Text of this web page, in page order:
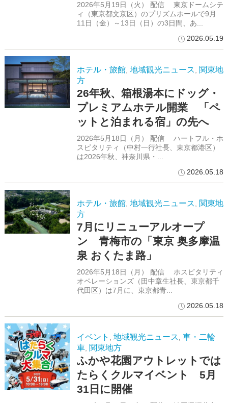
2026年5月19日（火） 配信 東京ドームシテ
ィ（東京都文京区）のプリズムホールで9月
11日（金）～13日（日）の3日間、あ...
2026.05.19
ホテル・旅館, 地域観光ニュース, 関東地
方
26年秋、箱根湯本にドッグ・
プレミアムホテル開業 「ペ
ットと泊まれる宿」の先へ
2026年5月18日（月） 配信 ハートフル・ホ
スピタリティ（中村一行社長、東京都港区）
は2026年秋、神奈川県・...
2026.05.18
ホテル・旅館, 地域観光ニュース, 関東地
方
7月にリニューアルオープ
ン 青梅市の「東京 奥多摩温
泉 おくたま路」
2026年5月18日（月） 配信 ホスピタリティ
オペレーションズ（田中章生社長、東京都千
代田区）は7月に、東京都青...
2026.05.18
イベント , 地域観光ニュース, 車・二輪
車, 関東地方
ふかや花園アウトレットでは
たらくクルマイベント 5月
31日に開催